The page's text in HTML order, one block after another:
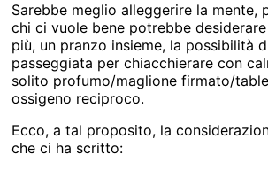
Sarebbe meglio alleggerire la mente,
chi ci vuole bene potrebbe
più, un pranzo insieme, la possibilità
passeggiata per chiacchierare con
solito profumo/maglione firmato/
ossigeno reciproco.
Ecco, a tal proposito, la
che ci ha scritto: